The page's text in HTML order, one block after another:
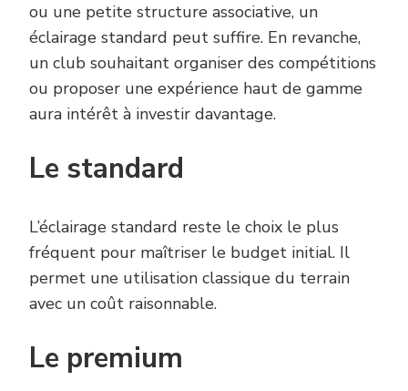
ou une petite structure associative, un
éclairage standard peut suffire. En revanche,
un club souhaitant organiser des compétitions
ou proposer une expérience haut de gamme
aura intérêt à investir davantage.
Le standard
L’éclairage standard reste le choix le plus
fréquent pour maîtriser le budget initial. Il
permet une utilisation classique du terrain
avec un coût raisonnable.
Le premium